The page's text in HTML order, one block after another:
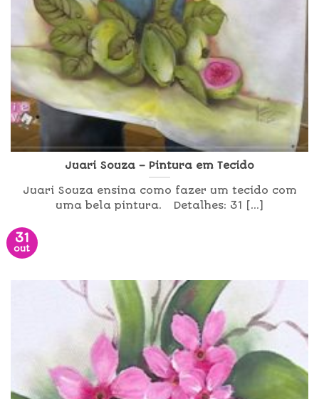
Juari Souza – Pintura em Tecido
Juari Souza ensina como fazer um tecido com
uma bela pintura. Detalhes: 31 [...]
31
out